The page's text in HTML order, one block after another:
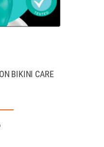
BIKINI CARE